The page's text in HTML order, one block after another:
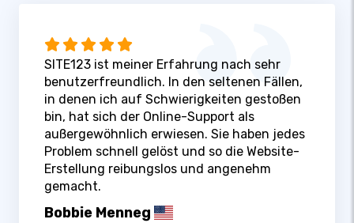
SITE123 ist meiner Erfahrung nach sehr
benutzerfreundlich. In den seltenen Fällen,
in denen ich auf Schwierigkeiten gestoßen
bin, hat sich der Online-Support als
außergewöhnlich erwiesen. Sie haben jedes
Problem schnell gelöst und so die Website-
Erstellung reibungslos und angenehm
gemacht.
Bobbie Menneg